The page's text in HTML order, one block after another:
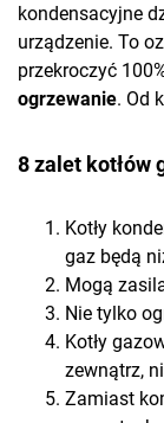
kondensacyjne
urządzenie. To
przekroczyć
ogrzewanie. Od
8 zalet kotłów
Kotły
gaz będą
Mogą
Nie tylko
Kotły
zewnątrz,
Zamiast